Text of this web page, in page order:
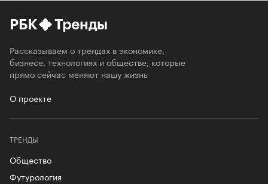
РБК Тренды
Рассказываем о трендах в экономике,
бизнесе, технологиях и обществе, которые
прямо сейчас меняют нашу жизнь
О проекте
ТРЕНДЫ
Общество
Футурология